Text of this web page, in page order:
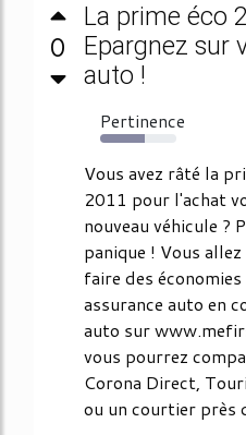
0
La prime éco
Epargnez sur
auto !
Pertinence
59%
Vous avez râté la
2011 pour l'achat
nouveau véhicule ?
panique ! Vous
faire des
assurance auto en
auto sur
vous pourrez
Corona Direct,
ou un courtier près